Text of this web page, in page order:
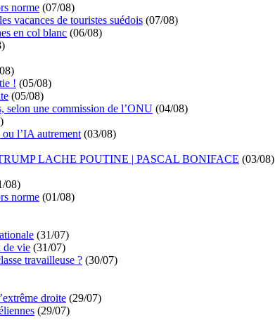
norme (07/08)
vacances de touristes suédois (07/08)
en col blanc (06/08)
! (05/08)
(05/08)
selon une commission de l’ONU (04/08)
l’IA autrement (03/08)
LACHE POUTINE | PASCAL BONIFACE (03/08)
08)
norme (01/08)
(31/07)
de vie (31/07)
travailleuse ? (30/07)
droite (29/07)
(29/07)